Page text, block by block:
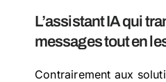
L’assistant IA qui
messages tout en
Contrairement aux